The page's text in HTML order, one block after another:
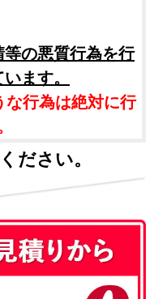
の悪質行為を行
ます。
行為は絶対に行
ださい。